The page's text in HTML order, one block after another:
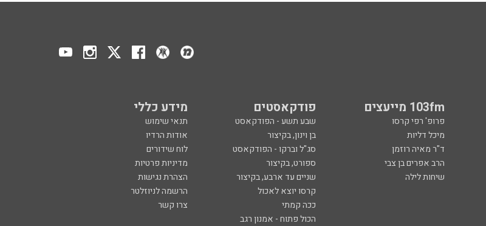
103fm מייעצים פודקאסטים מידע כללי
פרופ' רפי קרסו שבע תשע - הפודקאסט
תנאי שימוש
מיכל דליות בן וינון, בקיצור
אודות הרדיו
ד"ר מאיה רוזמן סג"ל וברקו - הפודקאסט
לוח שידורים
הרב אפרים בן צבי ספורט, בקיצור
מדיניות פרטיות
שיחות לילה שניים עד ארבע, בקיצור
הצהרת נגישות
קרסו יוצא לאכול
הרשמה לניוזלטר
ככה קמתי
צרו קשר
הכול פתוח - אמנון רגב